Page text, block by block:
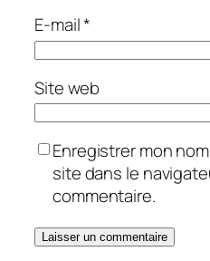
E-mail*
Site web
Enregistrer mon
site dans le
commentaire.